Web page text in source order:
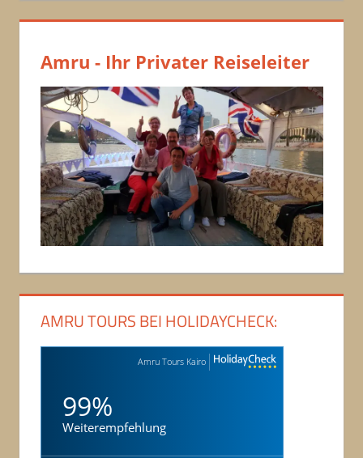
Amru - Ihr Privater Reiseleiter
AMRU TOURS BEI HOLIDAYCHECK:
Amru Tours Kairo
99%
Weiterempfehlung